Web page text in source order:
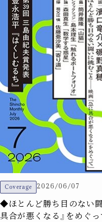
Coverage 2026/06/07
◆ほとんど勝ち目のない
具合が悪くなる』をめぐ